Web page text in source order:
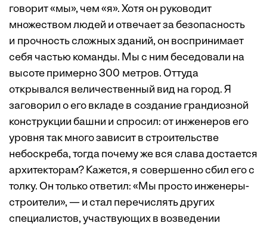
говорит «мы», чем «я». Хотя он руководит
множеством людей и отвечает за безопасность
и прочность сложных зданий, он воспринимает
себя частью команды. Мы с ним беседовали на
высоте примерно 300 метров. Оттуда
открывался величественный вид на город. Я
заговорил о его вкладе в создание грандиозной
конструкции башни и спросил: от инженеров его
уровня так много зависит в строительстве
небоскреба, тогда почему же вся слава достается
архитекторам? Кажется, я совершенно сбил его с
толку. Он только ответил: «Мы просто инженеры-
строители», — и стал перечислять других
специалистов, участвующих в возведении